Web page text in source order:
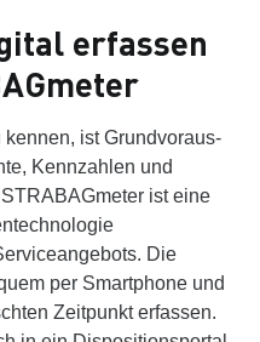
erfassen
kennen, ist Grund­voraus­
Kenn­zahlen und
ist eine
Die
per Smartphone und
Zeitpunkt erfassen.